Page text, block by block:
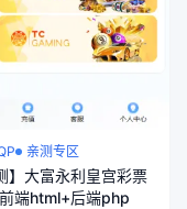
亲测专区
】大富永利皇宫彩票
端html+后端php